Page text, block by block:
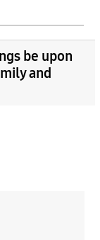
be upon
and